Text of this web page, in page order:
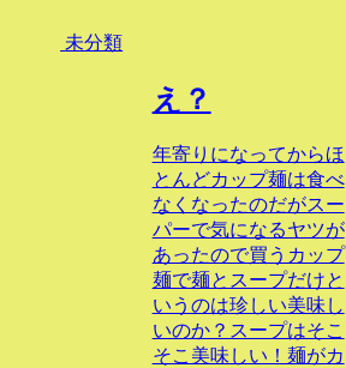
未分類
え？
年寄りになってからほ
とんどカップ麺は食べ
なくなったのだがスー
パーで気になるヤツが
あったので買うカップ
麺で麺とスープだけと
いうのは珍しい美味し
いのか？スープはそこ
そこ美味しい！麺がカ